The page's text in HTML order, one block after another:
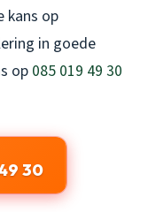
kans op
in goede
op 085 019 49 30
30